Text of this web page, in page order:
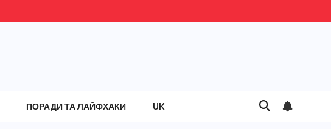
ПОРАДИ ТА ЛАЙФХАКИ UK